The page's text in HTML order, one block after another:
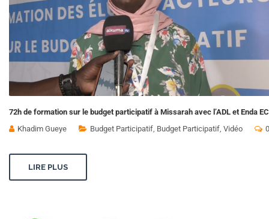
72h de formation sur le budget participatif à Missarah avec l’ADL et Enda
Khadim Gueye
Budget Participatif Budget Participatif Vidéo
LIRE PLUS